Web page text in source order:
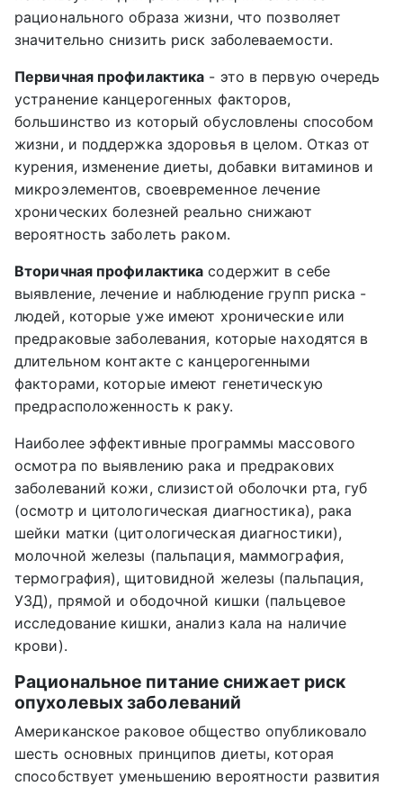
рационального образа жизни, что позволяет
значительно снизить риск заболеваемости.
Первичная профилактика - это в первую очередь
устранение канцерогенных факторов,
большинство из который обусловлены способом
жизни, и поддержка здоровья в целом. Отказ от
курения, изменение диеты, добавки витаминов и
микроэлементов, своевременное лечение
хронических болезней реально снижают
вероятность заболеть раком.
Вторичная профилактика содержит в себе
выявление, лечение и наблюдение групп риска -
людей, которые уже имеют хронические или
предраковые заболевания, которые находятся в
длительном контакте с канцерогенными
факторами, которые имеют генетическую
предрасположенность к раку.
Наиболее эффективные программы массового
осмотра по выявлению рака и предракових
заболеваний кожи, слизистой оболочки рта, губ
(осмотр и цитологическая диагностика), рака
шейки матки (цитологическая диагностики),
молочной железы (пальпация, маммография,
термография), щитовидной железы (пальпация,
УЗД), прямой и ободочной кишки (пальцевое
исследование кишки, анализ кала на наличие
крови).
Рациональное питание снижает риск
опухолевых заболеваний
Американское раковое общество опубликовало
шесть основных принципов диеты, которая
способствует уменьшению вероятности развития